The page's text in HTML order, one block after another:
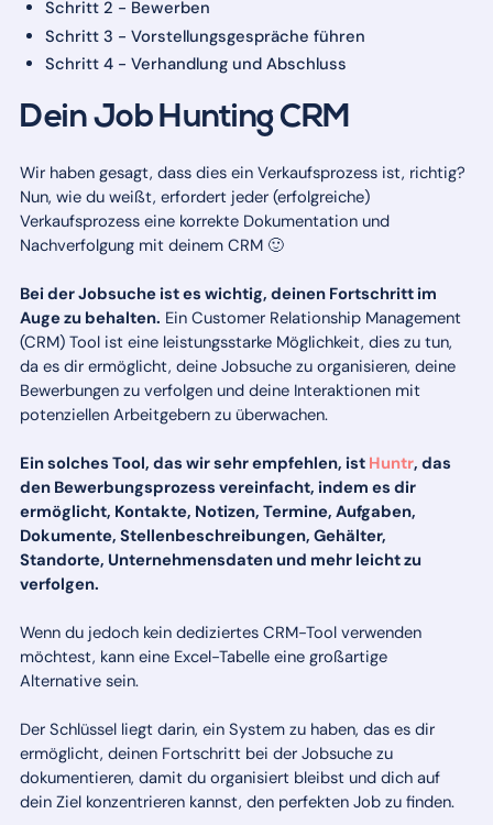
Schritt 2 - Bewerben
Schritt 3 - Vorstellungsgespräche führen
Schritt 4 - Verhandlung und Abschluss
Dein Job Hunting CRM
Wir haben gesagt, dass dies ein Verkaufsprozess ist, richtig?
Nun, wie du weißt, erfordert jeder (erfolgreiche)
Verkaufsprozess eine korrekte Dokumentation und
Nachverfolgung mit deinem CRM 🙂
Bei der Jobsuche ist es wichtig, deinen Fortschritt im
Auge zu behalten. Ein Customer Relationship Management
(CRM) Tool ist eine leistungsstarke Möglichkeit, dies zu tun,
da es dir ermöglicht, deine Jobsuche zu organisieren, deine
Bewerbungen zu verfolgen und deine Interaktionen mit
potenziellen Arbeitgebern zu überwachen.
Ein solches Tool, das wir sehr empfehlen, ist Huntr, das
den Bewerbungsprozess vereinfacht, indem es dir
ermöglicht, Kontakte, Notizen, Termine, Aufgaben,
Dokumente, Stellenbeschreibungen, Gehälter,
Standorte, Unternehmensdaten und mehr leicht zu
verfolgen.
Wenn du jedoch kein dediziertes CRM-Tool verwenden
möchtest, kann eine Excel-Tabelle eine großartige
Alternative sein.
Der Schlüssel liegt darin, ein System zu haben, das es dir
ermöglicht, deinen Fortschritt bei der Jobsuche zu
dokumentieren, damit du organisiert bleibst und dich auf
dein Ziel konzentrieren kannst, den perfekten Job zu finden.